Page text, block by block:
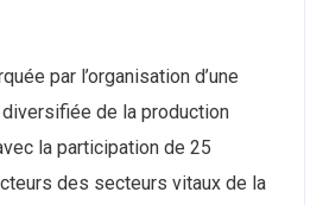
par l’organisation d’une
de la production
la participation de 25
des secteurs vitaux de la